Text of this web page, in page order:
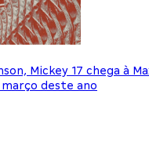
Mickey 17 chega à
deste ano